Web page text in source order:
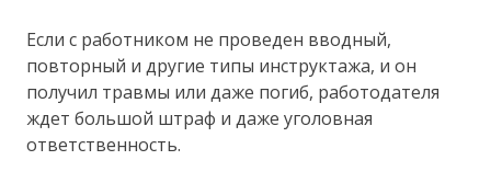
Если с работником не проведен вводный,
повторный и другие типы инструктажа, и он
получил травмы или даже погиб, работодателя
ждет большой штраф и даже уголовная
ответственность.